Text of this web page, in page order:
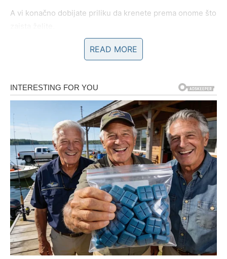
A vi konačno dobijate priliku da krenete prema onome što
JEDNA OSOBA DONOSI
POSEBNU ENERGIJU
Zvijezde naglašavaju susret ili razgovor koji će imati veći
značaj nego što očekujete.
READ MORE